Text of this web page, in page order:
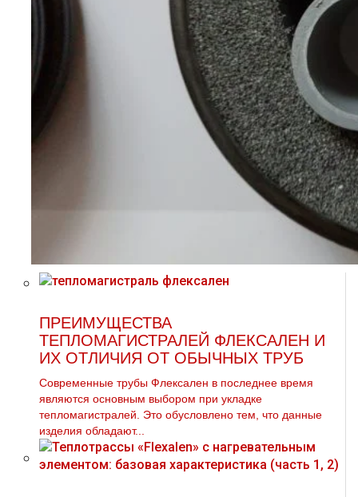
ПРЕИМУЩЕСТВА
ТЕПЛОМАГИСТРАЛЕЙ ФЛЕКСАЛЕН И
ИХ ОТЛИЧИЯ ОТ ОБЫЧНЫХ ТРУБ
Современные трубы Флексален в последнее время
являются основным выбором при укладке
тепломагистралей. Это обусловлено тем, что данные
изделия обладают...